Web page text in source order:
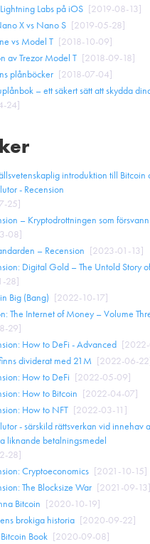
Labs på iOS [2019-08-13]
X vs Nano S [2019-05-28]
vs Model T [2018-10-09]
av Trezor Model T [2018-09-18]
plånböcker [2018-07-04]
– ett säkert sätt att skydda
24]
introduktion till Bitcoin
- Recension
25]
– Kryptodrottningen som försvann
08]
– Recension [2023-01-13]
Digital Gold – The Untold Story
28]
Big (Bang) [2022-10-17]
The Internet of Money – Volume
29]
How to DeFi - Advanced [
dividerat med 21M [2022-06-22
How to DeFi [2022-05-09]
How to Bitcoin [2022-04-07]
How to NFT [2022-03-11 ]
- särskild rättsverkan vid innehav
liknande betalningsmedel
28]
Cryptoeconomics [2021-10-15]
The Blocksize War [2021-09-13]
Bitcoin [2020-10-19]
brokiga historia [2020-09-22]
Book [2020-09-08]